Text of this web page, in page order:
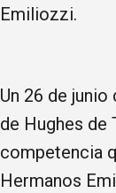
Emiliozzi.
Un 26 de
de Hughes de
competencia
Hermanos